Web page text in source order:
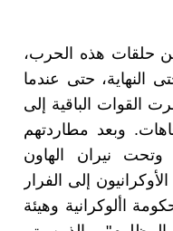
حلقات هذه الحرب،
النهاية، حتى عندما
الباقية إلى
وبعد مطاردتهم
وتحت نيران الهاون
إلى الفرار
األوكرانية وهيئة